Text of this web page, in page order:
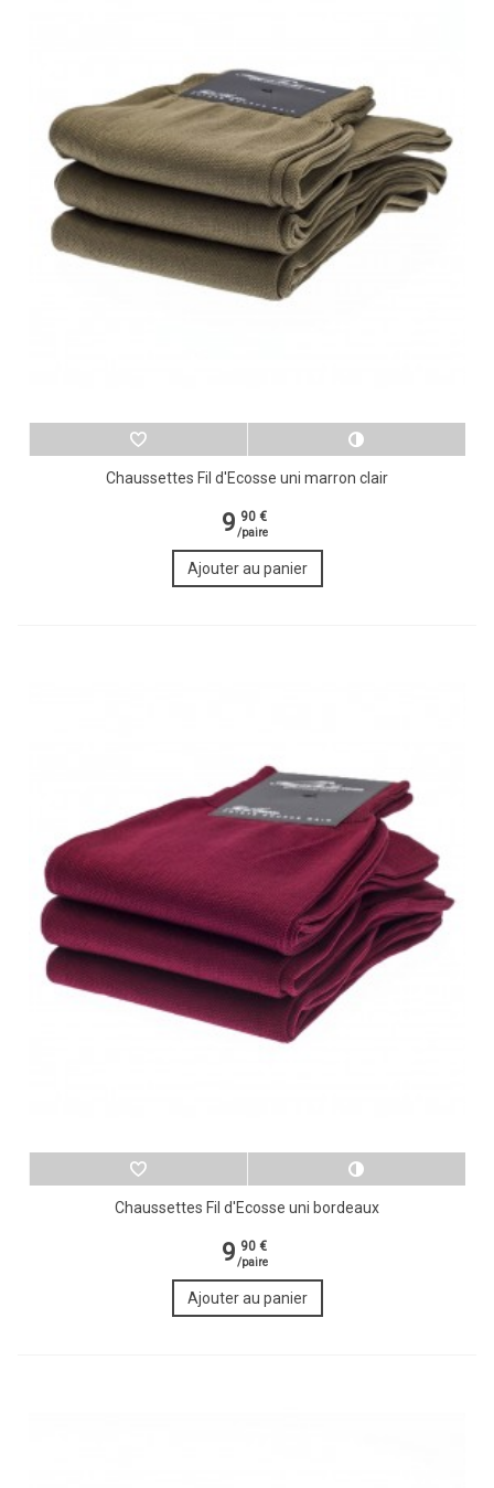
Chaussettes Fil d'Ecosse uni marron clair
9 90 €
/paire
Chaussettes Fil d'Ecosse uni bordeaux
9 90 €
/paire